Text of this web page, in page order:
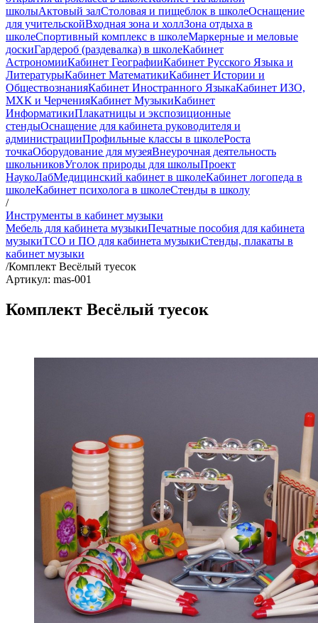
школыАктовый залСтоловая и пищеблок в школеОснащение
для учительскойВходная зона и холлЗона отдыха в
школеСпортивный комплекс в школеМаркерные и меловые
доскиГардероб (раздевалка) в школеКабинет
АстрономииКабинет ГеографииКабинет Русского Языка и
ЛитературыКабинет МатематикиКабинет Истории и
ОбществознанияКабинет Иностранного ЯзыкаКабинет ИЗО,
МХК и ЧерченияКабинет МузыкиКабинет
ИнформатикиПлакатницы и экспозиционные
стендыОснащение для кабинета руководителя и
администрацииПрофильные классы в школеРоста
точкаОборудование для музеяВнеурочная деятельность
школьниковУголок природы для школыПроект
НаукоЛабМедицинский кабинет в школеКабинет логопеда в
школеКабинет психолога в школеСтенды в школу
/
Инструменты в кабинет музыки
Мебель для кабинета музыкиПечатные пособия для кабинета
музыкиТСО и ПО для кабинета музыкиСтенды, плакаты в
кабинет музыки
/Комплект Весёлый туесок
Артикул: mas-001
Комплект Весёлый туесок